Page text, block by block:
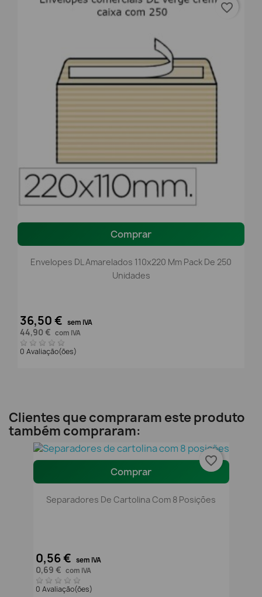
Comprar
Envelopes DL Amarelados 110x220 Mm Pack De 250
Unidades
36,50 € sem IVA
44,90 € com IVA
0 Avaliação(ões)
favorite_border
Clientes que compraram este produto
também compraram:
Comprar
Separadores De Cartolina Com 8 Posições
0,56 € sem IVA
0,69 € com IVA
0 Avaliação(ões)
favorite_border